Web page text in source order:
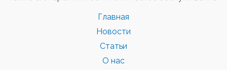
Главная
Новости
Статьи
О нас